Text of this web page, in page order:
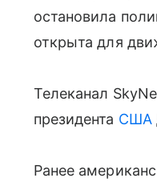
остановила
открыта для
Телеканал
президента США
Ранее